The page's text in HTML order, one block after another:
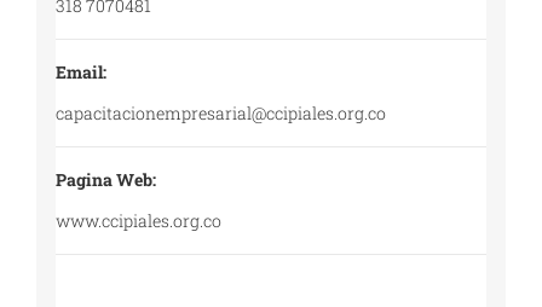
318 7070481
Email:
capacitacionempresarial@ccipiales.org.co
Pagina Web:
www.ccipiales.org.co